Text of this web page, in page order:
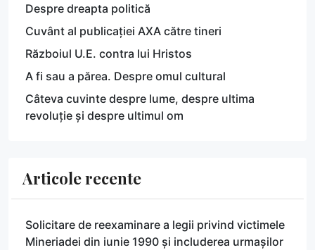
Despre dreapta politică
Cuvânt al publicației AXA către tineri
Războiul U.E. contra lui Hristos
A fi sau a părea. Despre omul cultural
Câteva cuvinte despre lume, despre ultima
revoluție și despre ultimul om
Articole recente
Solicitare de reexaminare a legii privind victimele
Mineriadei din iunie 1990 și includerea urmașilor